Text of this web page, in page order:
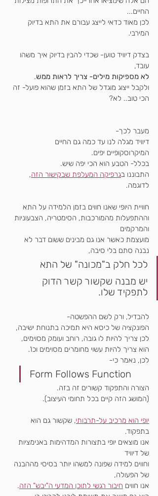
החיים...
לכן מאוד כדאי לייצג עבורם את התא בדיוק
המירבי.
בצדק דיוויד טוען- שכדי להבין בדיוק איך משהו
עובד,
לא מספיקות מילים- צריך לראות ממש.
ולקבל ייצוג מוגדל של התא בזמן שהוא פועל- זה
הכי טוב.. לא?
מעבר לכך-
דיוויד מגלה לנו עד כמה גם החיים
המיקרוסקופיים יפים.
בכלל- הטבע הוא הכי יפה שיש.
התבוננו בגרפיקה המעלפת שבקישור הזה,
לדוגמה.
חוויית היופי שאנו חווים בזמן הלמידה על התא
וההתפעלות מהמורכבות, הסימטריה, הצבעוניות
והמרקמים
מועצמת כאשר אנו גם מבינים ששום דבר לא
נבנה סתם בלי סיבה,
לכל חלק ב"מכונה" של התא
יש מבנה שקשור קשר הדוק
לתפקיד שלו.
להבדיל, ורק לשם ההפשטה-
הפונקציה של כיסא היא תמיכה בתנוחת ישיבה,
לכן צריך להיות לו גובה, רוחב ועומק מסוימים,
הוא צריך להיות עשוי מחומרים מסוימים וכו'.
לכן, נאמר כי-
Form Follows Function
הצורה והתפקוד קשורים זה בזה.
(המושג הזה קיים בכל תחומי העיצוב).
יופי הוא מרכיב על-תרבותי, שקשור גם הוא
בתפקוד.
אנו מוצאים יופי בתצורות המדהימות באנימציות
של דיוויד
וחווים למידה שפונה למשהו יותר בסיסי מההבנה
של הפעולה,
אנו חווים חיבור רגשי לתוכן המדעי ה"יבש" הזה.